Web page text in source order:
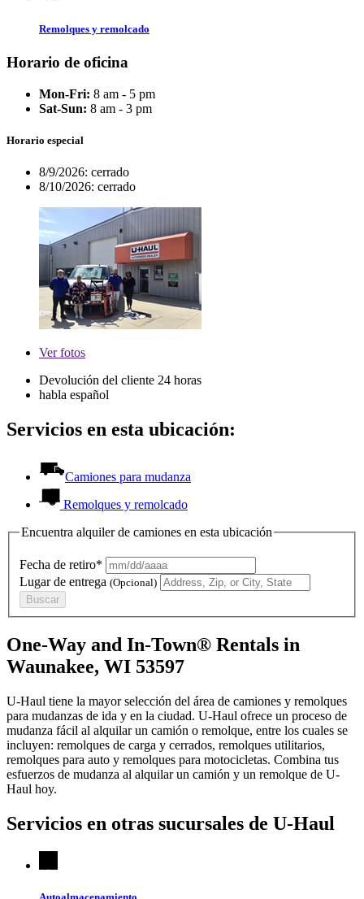
Remolques y remolcado
Horario de oficina
Mon-Fri: 8 am - 5 pm
Sat-Sun: 8 am - 3 pm
Horario especial
8/9/2026: cerrado
8/10/2026: cerrado
Verfotos
Devolución del cliente 24 horas
habla español
Servicios en esta ubicación:
Camiones para mudanza
Remolques y remolcado
Encuentra alquiler de camiones en esta ubicación
Fecha de retiro*
Lugar de entrega (Opcional)
Buscar
One-Way and In-Town® Rentals in
Waunakee, WI 53597
U-Haul tiene la mayor selección del área de camiones y remolques
para mudanzas de ida y en la ciudad. U-Haul ofrece un proceso de
mudanza fácil al alquilar un camión o remolque, entre los cuales se
incluyen: remolques de carga y cerrados, remolques utilitarios,
remolques para auto y remolques para motocicletas. Combina tus
esfuerzos de mudanza al alquilar un camión y un remolque de U-
Haul hoy.
Servicios en otras sucursales de U-Haul